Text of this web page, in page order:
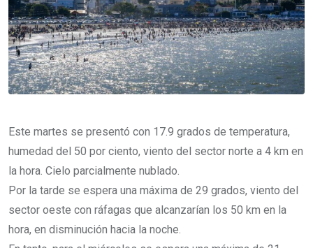
Este martes se presentó con 17.9 grados de temperatura,
humedad del 50 por ciento, viento del sector norte a 4 km en
la hora. Cielo parcialmente nublado.
Por la tarde se espera una máxima de 29 grados, viento del
sector oeste con ráfagas que alcanzarían los 50 km en la
hora, en disminución hacia la noche.